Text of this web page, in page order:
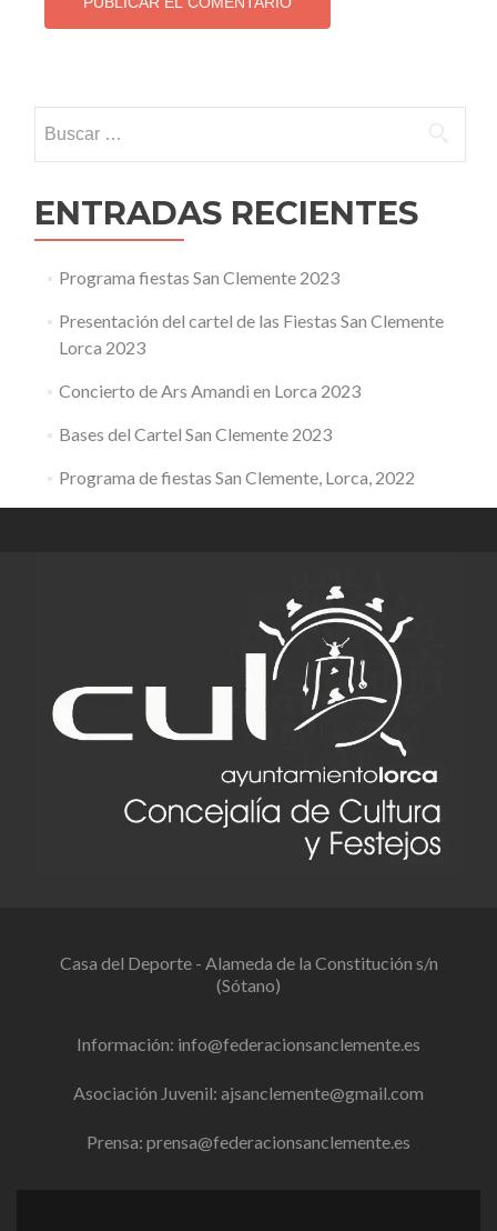
ENTRADAS RECIENTES
Programa fiestas San Clemente 2023
Presentación del cartel de las Fiestas San Clemente
Lorca 2023
Concierto de Ars Amandi en Lorca 2023
Bases del Cartel San Clemente 2023
Programa de fiestas San Clemente, Lorca, 2022
Casa del Deporte - Alameda de la Constitución s/n
(Sótano)
Información: info@federacionsanclemente.es
Asociación Juvenil: ajsanclemente@gmail.com
Prensa: prensa@federacionsanclemente.es